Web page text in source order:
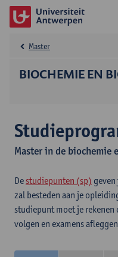
BIOCHEMIE EN
Master
Master in de biochemie
De studiepunten (sp)
zal besteden aan je
studiepunt moet je rekenen
volgen en examens